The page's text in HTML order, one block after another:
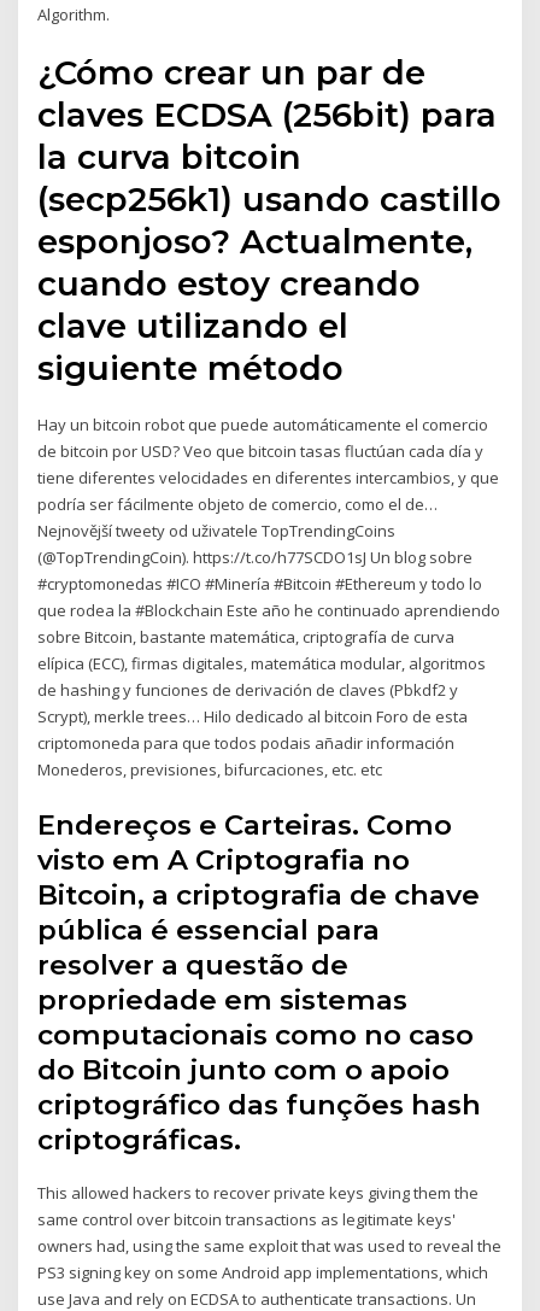
Algorithm.
¿Cómo crear un par de
claves ECDSA (256bit) para
la curva bitcoin
(secp256k1) usando castillo
esponjoso? Actualmente,
cuando estoy creando
clave utilizando el
siguiente método
Hay un bitcoin robot que puede automáticamente el comercio
de bitcoin por USD? Veo que bitcoin tasas fluctúan cada día y
tiene diferentes velocidades en diferentes intercambios, y que
podría ser fácilmente objeto de comercio, como el de…
Nejnovější tweety od uživatele TopTrendingCoins
(@TopTrendingCoin). https://t.co/h77SCDO1sJ Un blog sobre
#cryptomonedas #ICO #Minería #Bitcoin #Ethereum y todo lo
que rodea la #Blockchain Este año he continuado aprendiendo
sobre Bitcoin, bastante matemática, criptografía de curva
elípica (ECC), firmas digitales, matemática modular, algoritmos
de hashing y funciones de derivación de claves (Pbkdf2 y
Scrypt), merkle trees… Hilo dedicado al bitcoin Foro de esta
criptomoneda para que todos podais añadir información
Monederos, previsiones, bifurcaciones, etc. etc
Endereços e Carteiras. Como
visto em A Criptografia no
Bitcoin, a criptografia de chave
pública é essencial para
resolver a questão de
propriedade em sistemas
computacionais como no caso
do Bitcoin junto com o apoio
criptográfico das funções hash
criptográficas.
This allowed hackers to recover private keys giving them the
same control over bitcoin transactions as legitimate keys'
owners had, using the same exploit that was used to reveal the
PS3 signing key on some Android app implementations, which
use Java and rely on ECDSA to authenticate transactions. Un